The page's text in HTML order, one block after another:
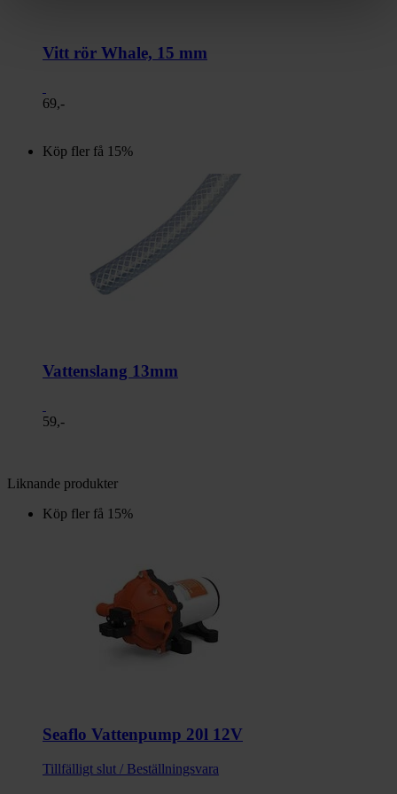
Vitt rör Whale, 15 mm
69,-
Köp fler få 15%
Vattenslang 13mm
59,-
Liknande produkter
Köp fler få 15%
Seaflo Vattenpump 20l 12V
Tillfälligt slut / Beställningsvara